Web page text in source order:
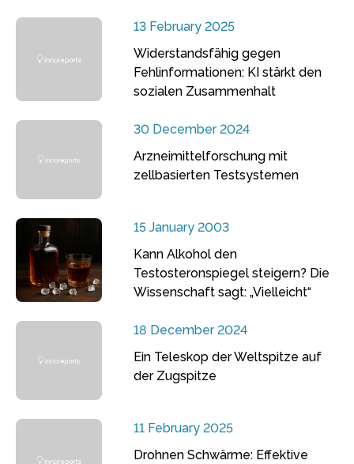
13 February 2025
Widerstandsfähig gegen
Fehlinformationen: KI stärkt den
sozialen Zusammenhalt
30 December 2024
Arzneimittelforschung mit
zellbasierten Testsystemen
15 January 2003
Kann Alkohol den
Testosteronspiegel steigern? Die
Wissenschaft sagt: „Vielleicht“
18 December 2024
Ein Teleskop der Weltspitze auf
der Zugspitze
11 February 2025
Drohnen Schwärme: Effektive